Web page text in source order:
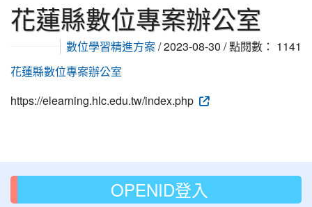
花蓮縣數位專案辦公室
數位學習精進方案/ 2023-08-30 / 點閱數： 1141
花蓮縣數位專案辦公室
https://elearning.hlc.edu.tw/index.php
OPENID登入